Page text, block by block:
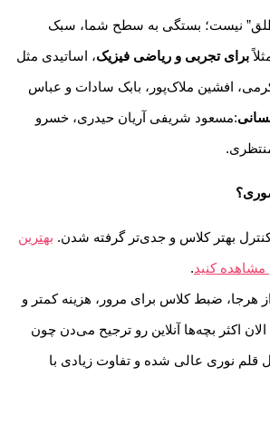
نیست؛ بستگی به سطح شما، سبک
برای تجربی و ریاضی فیزیک، اساتیدی مثل
افشین ملاک‌پور، بابک سادات و عباس
:مسعود شریفی آریان حیدری، خسرو
کنترل بهتر کلاس و جدی‌تر گرفته شدن. بهترین
مشاهده کنید.
ضبط کلاس برای مرور، هزینه کمتر و
اکثر بچه‌ها آنلاین رو ترجیح می‌دن چون
قلم نوری عالی شده و تفاوت زیادی با